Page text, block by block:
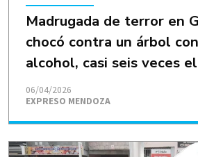
Madrugada de terror en
chocó contra un árbol
alcohol, casi seis veces
EXPRESO MENDOZA
06/04/2026